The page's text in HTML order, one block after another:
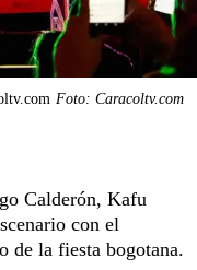
Foto: Caracoltv.com
Calderón, Kafu
con el
de la fiesta bogotana.